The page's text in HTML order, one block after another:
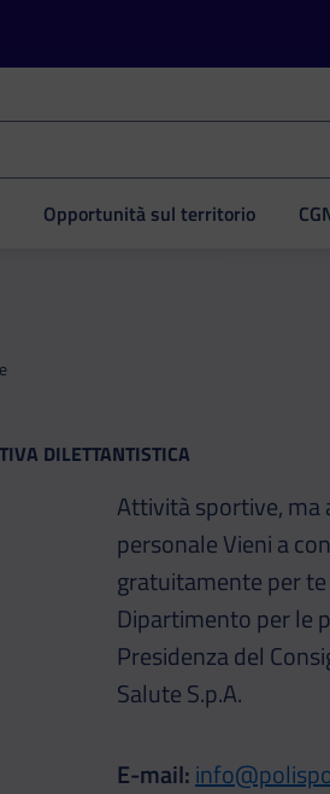
Opportunità sul territorio
DILETTANTISTICA
Attività sportive, ma
personale Vieni a
gratuitamente per
Dipartimento per le
Presidenza del
Salute S.p.A.
E-mail: